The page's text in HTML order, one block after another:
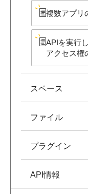
複数アプリ
APIを​実行
アクセス権
スペース
ファイル
プラグイン
API情報